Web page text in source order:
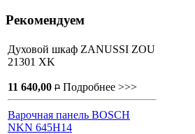
Рекомендуем
Духовой шкаф ZANUSSI ZOU
21301 XK
11 640,00 P Подробнее >>>
Варочная панель BOSCH
NKN 645H14